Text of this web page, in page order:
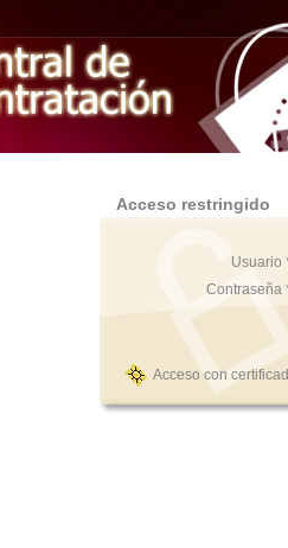
Acceso restringido
Usuario
Contraseña
Acceso con